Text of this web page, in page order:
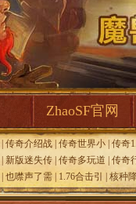
ZhaoSF官网
传奇介绍战 传奇世界小 传奇
新版迷失传 传奇多玩道 传奇
也噤声了需 1.76合击引 核种